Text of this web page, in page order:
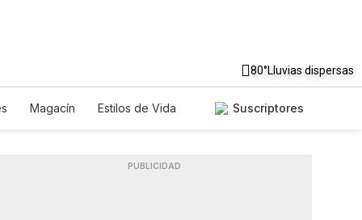
80°Lluvias dispersas
Magacín
Estilos de Vida
Suscriptores
PUBLICIDAD